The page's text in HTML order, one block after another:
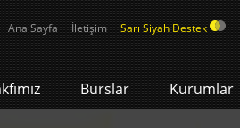
Ana Sayfa İletişim Sarı Siyah Destek
Burslar Kurumlar